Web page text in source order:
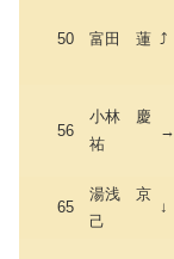
50 富田 蓮 ⤴
56
小林 慶
祐
→
65
湯浅 京
己
↓